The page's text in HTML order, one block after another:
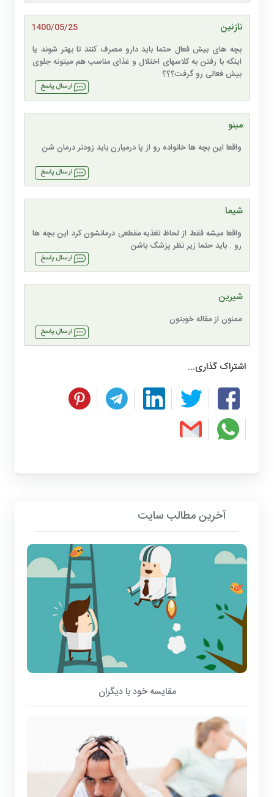
نازنین
1400/05/25
بچه های بیش فعال حتما باید دارو مصرف کنند تا بهتر شوند یا
اینکه با رفتن به کلاسهای اختلال و غذای مناسب هم میتونه جلوی
بیش فعالی رو گرفت؟؟؟
مینو
واقعا این بچه ها خانواده رو از پا درمیارن باید زودتر درمان شن
شیما
واقعا میشه فقط از لحاظ تغذیه مقطعی درمانشون کرد این بچه ها
رو . باید حتما زیر نظر پزشک باشن
شیرین
ممنون از مقاله خوبتون
اشتراک گذاری...
آخرین مطالب سایت
مقایسه خود با دیگران